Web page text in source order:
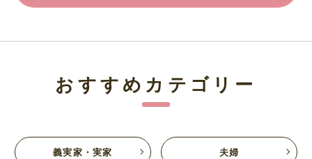
おすすめカテゴリー
義実家・実家 夫婦